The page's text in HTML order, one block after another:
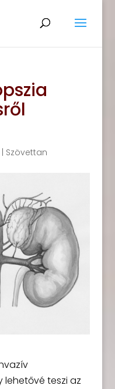
Szövettan
lehetővé teszi az